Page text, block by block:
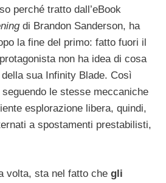
perché tratto dall’eBook
di Brandon Sanderson, ha
la fine del primo: fatto fuori il
non ha idea di cosa
sua Infinity Blade. Così
seguendo le stesse meccaniche
esplorazione libera, quindi,
a spostamenti prestabilisti,
volta, sta nel fatto che gli